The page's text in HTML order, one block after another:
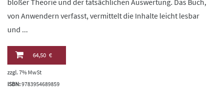
bloßer Theorie und der tatsächlichen Auswertung. Das Buch,
von Anwendern verfasst, vermittelt die Inhalte leicht lesbar
und ...
64,50 €
zzgl. 7% MwSt
ISBN:9783954689859